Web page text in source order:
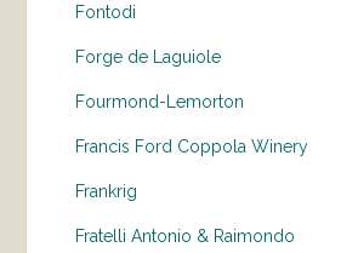
Fontodi
Forge de Laguiole
Fourmond-Lemorton
Francis Ford Coppola Winery
Frankrig
Fratelli Antonio & Raimondo